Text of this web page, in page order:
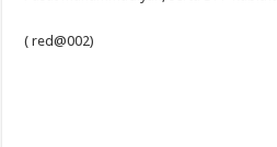
( red@002)